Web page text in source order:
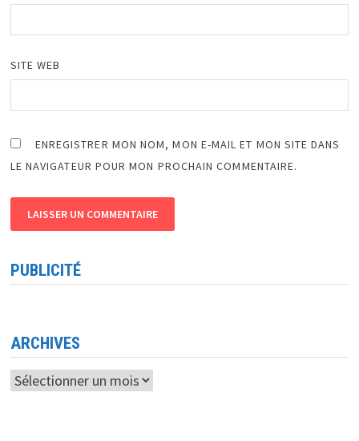
SITE WEB
ENREGISTRER MON NOM, MON E-MAIL ET MON SITE DANS
LE NAVIGATEUR POUR MON PROCHAIN COMMENTAIRE.
PUBLICITÉ
ARCHIVES
Archives